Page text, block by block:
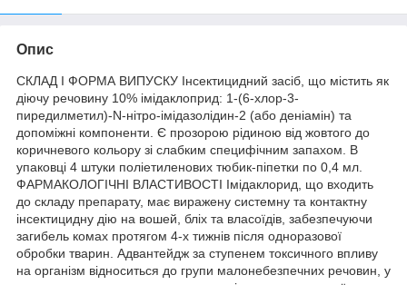
Опис
СКЛАД І ФОРМА ВИПУСКУ Інсектицидний засіб, що містить як
діючу речовину 10% імідаклоприд: 1-(6-хлор-3-
пиредилметил)-N-нітро-імідазолідин-2 (або деніамін) та
допоміжні компоненти. Є прозорою рідиною від жовтого до
коричневого кольору зі слабким специфічним запахом. В
упаковці 4 штуки поліетиленових тюбик-піпетки по 0,4 мл.
ФАРМАКОЛОГІЧНІ ВЛАСТИВОСТІ Імідаклорид, що входить
до складу препарату, має виражену системну та контактну
інсектицидну дію на вошей, бліх та власоїдів, забезпечуючи
загибель комах протягом 4-х тижнів після одноразової
обробки тварин. Адвантейдж за ступенем токсичного впливу
на організм відноситься до групи малонебезпечних речовин, у